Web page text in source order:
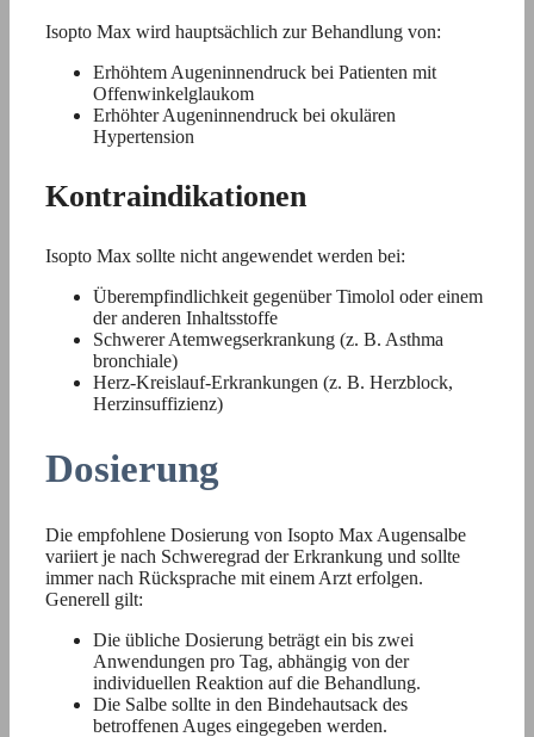
Isopto Max wird hauptsächlich zur Behandlung von:
Erhöhtem Augeninnendruck bei Patienten mit
Offenwinkelglaukom
Erhöhter Augeninnendruck bei okulären
Hypertension
Kontraindikationen
Isopto Max sollte nicht angewendet werden bei:
Überempfindlichkeit gegenüber Timolol oder einem
der anderen Inhaltsstoffe
Schwerer Atemwegserkrankung (z. B. Asthma
bronchiale)
Herz-Kreislauf-Erkrankungen (z. B. Herzblock,
Herzinsuffizienz)
Dosierung
Die empfohlene Dosierung von Isopto Max Augensalbe
variiert je nach Schweregrad der Erkrankung und sollte
immer nach Rücksprache mit einem Arzt erfolgen.
Generell gilt:
Die übliche Dosierung beträgt ein bis zwei
Anwendungen pro Tag, abhängig von der
individuellen Reaktion auf die Behandlung.
Die Salbe sollte in den Bindehautsack des
betroffenen Auges eingegeben werden.